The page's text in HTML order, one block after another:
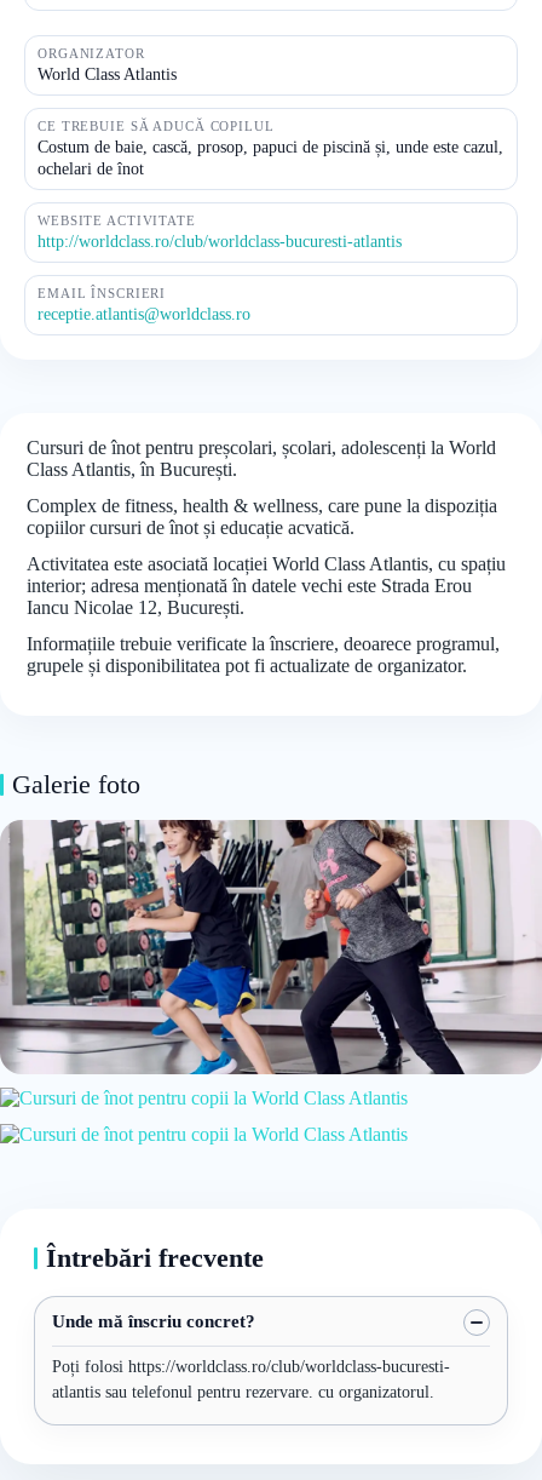
ORGANIZATOR
World Class Atlantis
CE TREBUIE SĂ ADUCĂ COPILUL
Costum de baie, cască, prosop, papuci de piscină și, unde este cazul,
ochelari de înot
WEBSITE ACTIVITATE
http://worldclass.ro/club/worldclass-bucuresti-atlantis
EMAIL ÎNSCRIERI
receptie.atlantis@worldclass.ro
Cursuri de înot pentru preșcolari, școlari, adolescenți la World
Class Atlantis, în București.
Complex de fitness, health & wellness, care pune la dispoziția
copiilor cursuri de înot și educație acvatică.
Activitatea este asociată locației World Class Atlantis, cu spațiu
interior; adresa menționată în datele vechi este Strada Erou
Iancu Nicolae 12, București.
Informațiile trebuie verificate la înscriere, deoarece programul,
grupele și disponibilitatea pot fi actualizate de organizator.
Galerie foto
Întrebări frecvente
Unde mă înscriu concret?
Poți folosi https://worldclass.ro/club/worldclass-bucuresti-
atlantis sau telefonul pentru rezervare. cu organizatorul.